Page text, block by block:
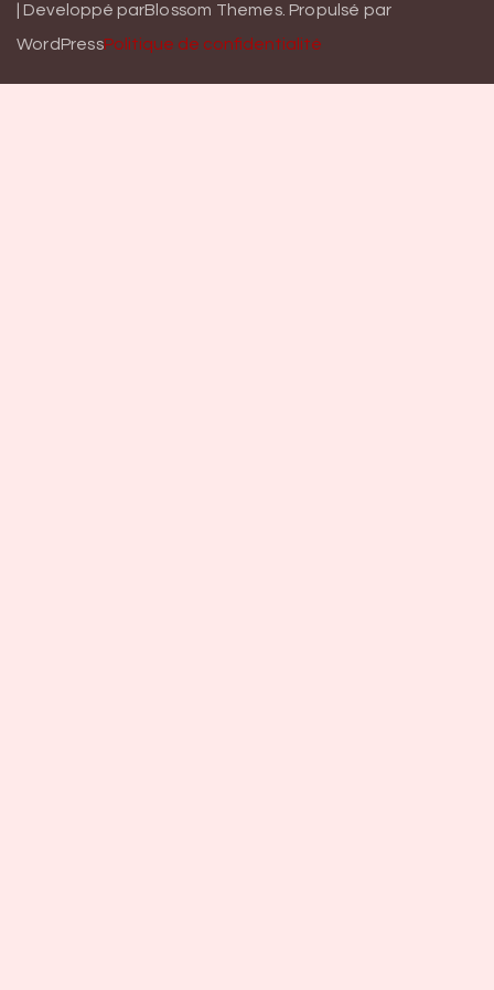
| Developpé parBlossom Themes. Propulsé par
WordPressPolitique de confidentialité